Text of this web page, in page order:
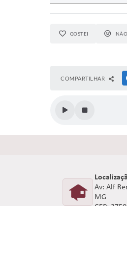
GOSTEI
COMPARTILHAR
Av: Alf
MG
CEP: